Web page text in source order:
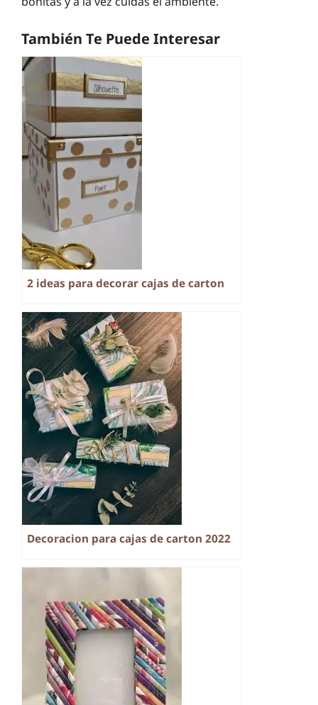
También Te Puede Interesar
2 ideas para decorar cajas de carton
Decoracion para cajas de carton 2022